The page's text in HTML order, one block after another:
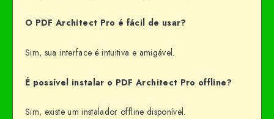
O PDF Architect Pro é fácil de usar?
Sim, sua interface é intuitiva e amigável.
É possível instalar o PDF Architect Pro offline?
Sim, existe um instalador offline disponível.